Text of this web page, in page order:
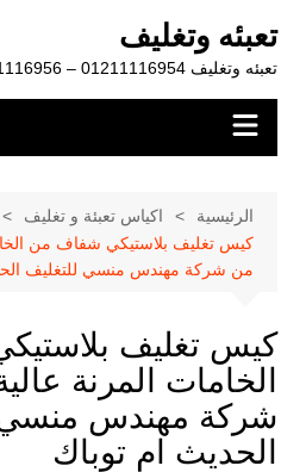
المحتوى
تعبئه وتغليف
تعبئه وتغليف 01211116954 – 01211116956 – 01211116958
الرئيسية
اكياس تعبئة و تغليف
كيس تغليف بلاستيكي شفاف من
من شركة مهندس منسي للتغليف
كيس تغليف
الخامات المرنة
شركة مهندس منسي
الحديث ام توباك